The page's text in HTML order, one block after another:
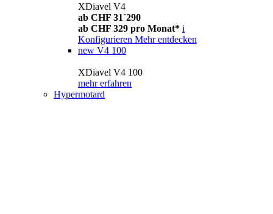
XDiavel V4
ab CHF 31´290
ab CHF 329 pro Monat* i
Konfigurieren Mehr entdecken
new V4 100
XDiavel V4 100
mehr erfahren
Hypermotard